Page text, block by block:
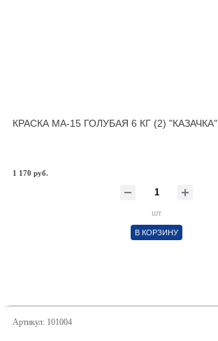
КРАСКА МА-15 ГОЛУБАЯ 6 КГ (2) "КАЗАЧКА"
1 170 руб.
шт
В КОРЗИНУ
Артикул: 101004